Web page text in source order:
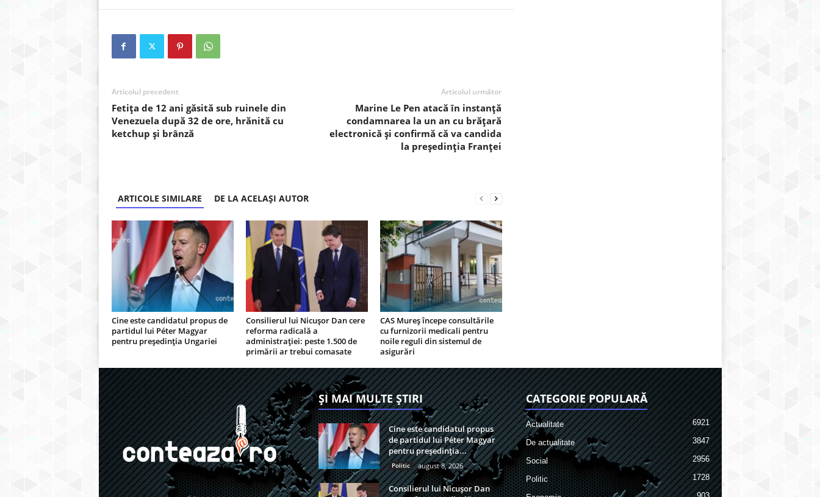
Articolul precedent
Fetița de 12 ani găsită sub ruinele din
Venezuela după 32 de ore, hrănită cu
ketchup și brânză
Articolul următor
Marine Le Pen atacă în instanță
condamnarea la un an cu brățară
electronică și confirmă că va candida
la președinția Franței
ARTICOLE SIMILARE DE LA ACELAȘI AUTOR
Cine este candidatul propus de
partidul lui Péter Magyar
pentru președinția Ungariei
Consilierul lui Nicușor Dan cere
reforma radicală a
administrației: peste 1.500 de
primării ar trebui comasate
CAS Mureș începe consultările
cu furnizorii medicali pentru
noile reguli din sistemul de
asigurări
ȘI MAI MULTE ȘTIRI
Cine este candidatul propus
de partidul lui Péter Magyar
pentru președinția...
Politic august 8, 2026
Consilierul lui Nicușor Dan
CATEGORIE POPULARĂ
Actualitate 6921
De actualitate 3847
Social 2956
Politic 1728